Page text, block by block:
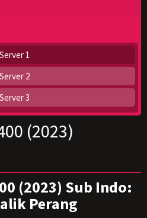
Server 1
Server 2
Server 3
(2023)
(2023) Sub Indo:
Perang